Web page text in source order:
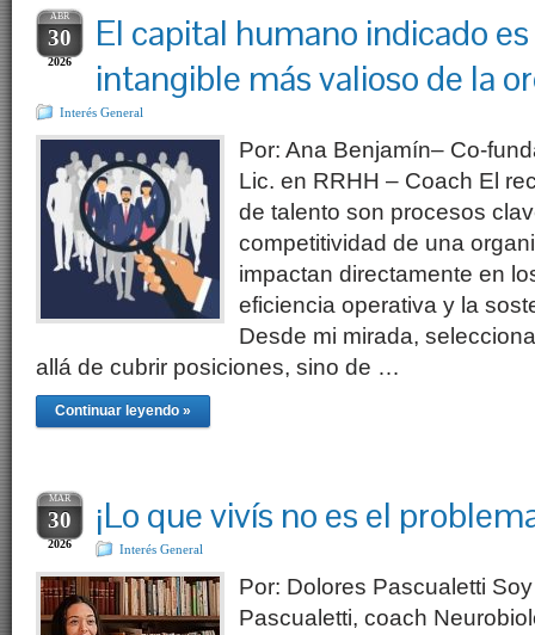
ABR
30
2026
El capital humano indicado
intangible más valioso de la
Interés General
Por: Ana Benjamín– Co-
Lic. en RRHH – Coach El
de talento son procesos
competitividad de una
impactan directamente en
eficiencia operativa y la
Desde mi mirada,
allá de cubrir posiciones, sino de …
Continuar leyendo »
MAR
30
2026
¡Lo que vivís no es el
Interés General
Por: Dolores Pascualetti
Pascualetti, coach